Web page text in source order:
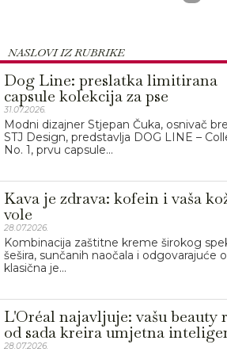
NASLOVI IZ RUBRIKE
Dog Line: preslatka limitirana
capsule kolekcija za pse
31.07.2026.
Modni dizajner Stjepan Čuka, osnivač
STJ Design, predstavlja DOG LINE –
No. 1, prvu capsule...
Kava je zdrava: kofein i vaša
vole
28.07.2026.
Kombinacija zaštitne kreme širokog
šešira, sunčanih naočala i odgovarajuće
klasična je...
L'Oréal najavljuje: vašu beauty
od sada kreira umjetna
28.07.2026.